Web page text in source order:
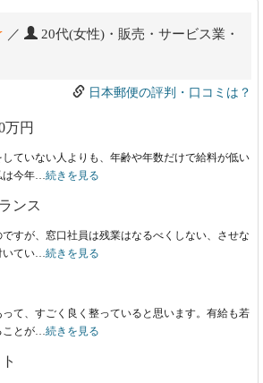
／
20代(女性)・販売・サービス業・
日本郵便の評判・口コミは？
万円
ていない人よりも、年齢や年数だけで給料が低い
今年… 続きを見る
ンス
すが、窓口社員は残業はなるべくしない、させな
てい… 続きを見る
て、すごく良く整っていると思います。有給も若
とが… 続きを見る